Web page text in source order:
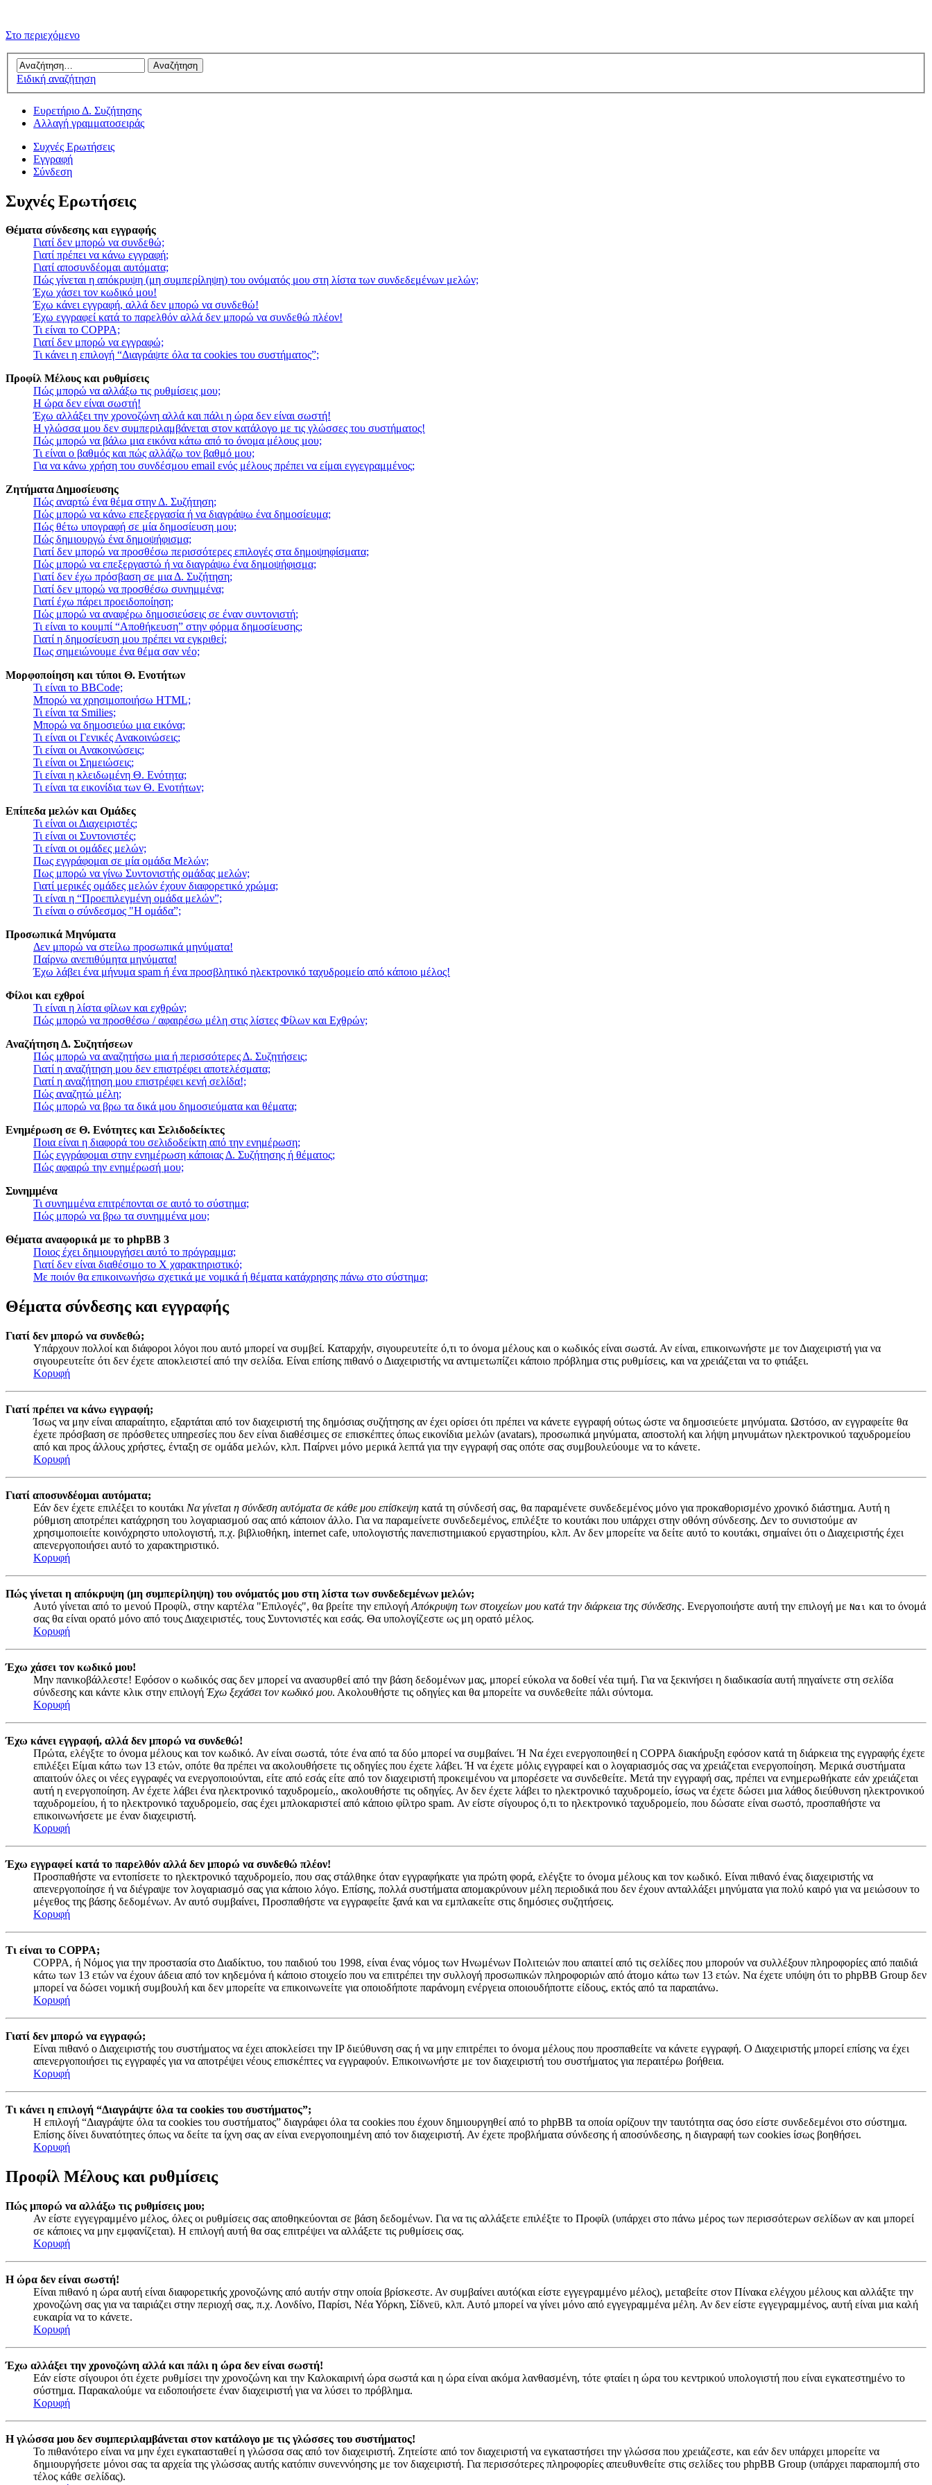
Στο περιεχόμενο
Ειδική αναζήτηση
Ευρετήριο Δ. Συζήτησης
Αλλαγή γραμματοσειράς
Συχνές Ερωτήσεις
Εγγραφή
Σύνδεση
Συχνές Ερωτήσεις
Θέματα σύνδεσης και εγγραφής
Γιατί δεν μπορώ να συνδεθώ;
Γιατί πρέπει να κάνω εγγραφή;
Γιατί αποσυνδέομαι αυτόματα;
Πώς γίνεται η απόκρυψη (μη συμπερίληψη) του ονόματός μου στη λίστα των συνδεδεμένων μελών;
Έχω χάσει τον κωδικό μου!
Έχω κάνει εγγραφή, αλλά δεν μπορώ να συνδεθώ!
Έχω εγγραφεί κατά το παρελθόν αλλά δεν μπορώ να συνδεθώ πλέον!
Τι είναι το COPPA;
Γιατί δεν μπορώ να εγγραφώ;
Τι κάνει η επιλογή “Διαγράψτε όλα τα cookies του συστήματος”;
Προφίλ Μέλους και ρυθμίσεις
Πώς μπορώ να αλλάξω τις ρυθμίσεις μου;
Η ώρα δεν είναι σωστή!
Έχω αλλάξει την χρονοζώνη αλλά και πάλι η ώρα δεν είναι σωστή!
Η γλώσσα μου δεν συμπεριλαμβάνεται στον κατάλογο με τις γλώσσες του συστήματος!
Πώς μπορώ να βάλω μια εικόνα κάτω από το όνομα μέλους μου;
Τι είναι ο βαθμός και πώς αλλάζω τον βαθμό μου;
Για να κάνω χρήση του συνδέσμου email ενός μέλους πρέπει να είμαι εγγεγραμμένος;
Ζητήματα Δημοσίευσης
Πώς αναρτώ ένα θέμα στην Δ. Συζήτηση;
Πώς μπορώ να κάνω επεξεργασία ή να διαγράψω ένα δημοσίευμα;
Πώς θέτω υπογραφή σε μία δημοσίευση μου;
Πώς δημιουργώ ένα δημοψήφισμα;
Γιατί δεν μπορώ να προσθέσω περισσότερες επιλογές στα δημοψηφίσματα;
Πώς μπορώ να επεξεργαστώ ή να διαγράψω ένα δημοψήφισμα;
Γιατί δεν έχω πρόσβαση σε μια Δ. Συζήτηση;
Γιατί δεν μπορώ να προσθέσω συνημμένα;
Γιατί έχω πάρει προειδοποίηση;
Πώς μπορώ να αναφέρω δημοσιεύσεις σε έναν συντονιστή;
Τι είναι το κουμπί “Αποθήκευση” στην φόρμα δημοσίευσης;
Γιατί η δημοσίευση μου πρέπει να εγκριθεί;
Πως σημειώνουμε ένα θέμα σαν νέο;
Μορφοποίηση και τύποι Θ. Ενοτήτων
Τι είναι το BBCode;
Μπορώ να χρησιμοποιήσω HTML;
Τι είναι τα Smilies;
Μπορώ να δημοσιεύω μια εικόνα;
Τι είναι οι Γενικές Ανακοινώσεις;
Τι είναι οι Ανακοινώσεις;
Τι είναι οι Σημειώσεις;
Τι είναι η κλειδωμένη Θ. Ενότητα;
Τι είναι τα εικονίδια των Θ. Ενοτήτων;
Επίπεδα μελών και Ομάδες
Τι είναι οι Διαχειριστές;
Τι είναι οι Συντονιστές;
Τι είναι οι ομάδες μελών;
Πως εγγράφομαι σε μία ομάδα Μελών;
Πως μπορώ να γίνω Συντονιστής ομάδας μελών;
Γιατί μερικές ομάδες μελών έχουν διαφορετικό χρώμα;
Τι είναι η “Προεπιλεγμένη ομάδα μελών”;
Τι είναι ο σύνδεσμος "Η ομάδα”;
Προσωπικά Μηνύματα
Δεν μπορώ να στείλω προσωπικά μηνύματα!
Παίρνω ανεπιθύμητα μηνύματα!
Έχω λάβει ένα μήνυμα spam ή ένα προσβλητικό ηλεκτρονικό ταχυδρομείο από κάποιο μέλος!
Φίλοι και εχθροί
Τι είναι η λίστα φίλων και εχθρών;
Πώς μπορώ να προσθέσω / αφαιρέσω μέλη στις λίστες Φίλων και Εχθρών;
Αναζήτηση Δ. Συζητήσεων
Πώς μπορώ να αναζητήσω μια ή περισσότερες Δ. Συζητήσεις;
Γιατί η αναζήτηση μου δεν επιστρέφει αποτελέσματα;
Γιατί η αναζήτηση μου επιστρέφει κενή σελίδα!;
Πώς αναζητώ μέλη;
Πώς μπορώ να βρω τα δικά μου δημοσιεύματα και θέματα;
Ενημέρωση σε Θ. Ενότητες και Σελιδοδείκτες
Ποια είναι η διαφορά του σελιδοδείκτη από την ενημέρωση;
Πώς εγγράφομαι στην ενημέρωση κάποιας Δ. Συζήτησης ή θέματος;
Πώς αφαιρώ την ενημέρωσή μου;
Συνημμένα
Τι συνημμένα επιτρέπονται σε αυτό το σύστημα;
Πώς μπορώ να βρω τα συνημμένα μου;
Θέματα αναφορικά με το phpBB 3
Ποιος έχει δημιουργήσει αυτό το πρόγραμμα;
Γιατί δεν είναι διαθέσιμο το Χ χαρακτηριστικό;
Με ποιόν θα επικοινωνήσω σχετικά με νομικά ή θέματα κατάχρησης πάνω στο σύστημα;
Θέματα σύνδεσης και εγγραφής
Γιατί δεν μπορώ να συνδεθώ;
Υπάρχουν πολλοί και διάφοροι λόγοι που αυτό μπορεί να συμβεί. Καταρχήν, σιγουρευτείτε ό,τι το όνομα μέλους και ο κωδικός είναι σωστά. Αν είναι, επικοινωνήστε με τον Διαχειριστή για να
σιγουρευτείτε ότι δεν έχετε αποκλειστεί από την σελίδα. Είναι επίσης πιθανό ο Διαχειριστής να αντιμετωπίζει κάποιο πρόβλημα στις ρυθμίσεις, και να χρειάζεται να το φτιάξει.
Κορυφή
Γιατί πρέπει να κάνω εγγραφή;
Ίσως να μην είναι απαραίτητο, εξαρτάται από τον διαχειριστή της δημόσιας συζήτησης αν έχει ορίσει ότι πρέπει να κάνετε εγγραφή ούτως ώστε να δημοσιεύετε μηνύματα. Ωστόσο, αν εγγραφείτε θα
έχετε πρόσβαση σε πρόσθετες υπηρεσίες που δεν είναι διαθέσιμες σε επισκέπτες όπως εικονίδια μελών (avatars), προσωπικά μηνύματα, αποστολή και λήψη μηνυμάτων ηλεκτρονικού ταχυδρομείου
από και προς άλλους χρήστες, ένταξη σε ομάδα μελών, κλπ. Παίρνει μόνο μερικά λεπτά για την εγγραφή σας οπότε σας συμβουλεύουμε να το κάνετε.
Κορυφή
Γιατί αποσυνδέομαι αυτόματα;
Εάν δεν έχετε επιλέξει το κουτάκι Να γίνεται η σύνδεση αυτόματα σε κάθε μου επίσκεψη κατά τη σύνδεσή σας, θα παραμένετε συνδεδεμένος μόνο για προκαθορισμένο χρονικό διάστημα. Αυτή η
ρύθμιση αποτρέπει κατάχρηση του λογαριασμού σας από κάποιον άλλο. Για να παραμείνετε συνδεδεμένος, επιλέξτε το κουτάκι που υπάρχει στην οθόνη σύνδεσης. Δεν το συνιστούμε αν
χρησιμοποιείτε κοινόχρηστο υπολογιστή, π.χ. βιβλιοθήκη, internet cafe, υπολογιστής πανεπιστημιακού εργαστηρίου, κλπ. Αν δεν μπορείτε να δείτε αυτό το κουτάκι, σημαίνει ότι ο Διαχειριστής έχει
απενεργοποιήσει αυτό το χαρακτηριστικό.
Κορυφή
Πώς γίνεται η απόκρυψη (μη συμπερίληψη) του ονόματός μου στη λίστα των συνδεδεμένων μελών;
Αυτό γίνεται από το μενού Προφίλ, στην καρτέλα "Επιλογές", θα βρείτε την επιλογή Απόκρυψη των στοιχείων μου κατά την διάρκεια της σύνδεσης. Ενεργοποιήστε αυτή την επιλογή με Ναι και το όνομά
σας θα είναι ορατό μόνο από τους Διαχειριστές, τους Συντονιστές και εσάς. Θα υπολογίζεστε ως μη ορατό μέλος.
Κορυφή
Έχω χάσει τον κωδικό μου!
Μην πανικοβάλλεστε! Εφόσον ο κωδικός σας δεν μπορεί να ανασυρθεί από την βάση δεδομένων μας, μπορεί εύκολα να δοθεί νέα τιμή. Για να ξεκινήσει η διαδικασία αυτή πηγαίνετε στη σελίδα
σύνδεσης και κάντε κλικ στην επιλογή Έχω ξεχάσει τον κωδικό μου. Ακολουθήστε τις οδηγίες και θα μπορείτε να συνδεθείτε πάλι σύντομα.
Κορυφή
Έχω κάνει εγγραφή, αλλά δεν μπορώ να συνδεθώ!
Πρώτα, ελέγξτε το όνομα μέλους και τον κωδικό. Αν είναι σωστά, τότε ένα από τα δύο μπορεί να συμβαίνει. Ή Να έχει ενεργοποιηθεί η COPPA διακήρυξη εφόσον κατά τη διάρκεια της εγγραφής έχετε
επιλέξει Είμαι κάτω των 13 ετών, οπότε θα πρέπει να ακολουθήσετε τις οδηγίες που έχετε λάβει. Ή να έχετε μόλις εγγραφεί και ο λογαριασμός σας να χρειάζεται ενεργοποίηση. Μερικά συστήματα
απαιτούν όλες οι νέες εγγραφές να ενεργοποιούνται, είτε από εσάς είτε από τον διαχειριστή προκειμένου να μπορέσετε να συνδεθείτε. Μετά την εγγραφή σας, πρέπει να ενημερωθήκατε εάν χρειάζεται
αυτή η ενεργοποίηση. Αν έχετε λάβει ένα ηλεκτρονικό ταχυδρομείο,, ακολουθήστε τις οδηγίες. Αν δεν έχετε λάβει το ηλεκτρονικό ταχυδρομείο, ίσως να έχετε δώσει μια λάθος διεύθυνση ηλεκτρονικού
ταχυδρομείου, ή το ηλεκτρονικό ταχυδρομείο, σας έχει μπλοκαριστεί από κάποιο φίλτρο spam. Αν είστε σίγουρος ό,τι το ηλεκτρονικό ταχυδρομείο, που δώσατε είναι σωστό, προσπαθήστε να
επικοινωνήσετε με έναν διαχειριστή.
Κορυφή
Έχω εγγραφεί κατά το παρελθόν αλλά δεν μπορώ να συνδεθώ πλέον!
Προσπαθήστε να εντοπίσετε το ηλεκτρονικό ταχυδρομείο, που σας στάλθηκε όταν εγγραφήκατε για πρώτη φορά, ελέγξτε το όνομα μέλους και τον κωδικό. Είναι πιθανό ένας διαχειριστής να
απενεργοποίησε ή να διέγραψε τον λογαριασμό σας για κάποιο λόγο. Επίσης, πολλά συστήματα απομακρύνουν μέλη περιοδικά που δεν έχουν ανταλλάξει μηνύματα για πολύ καιρό για να μειώσουν το
μέγεθος της βάσης δεδομένων. Αν αυτό συμβαίνει, Προσπαθήστε να εγγραφείτε ξανά και να εμπλακείτε στις δημόσιες συζητήσεις.
Κορυφή
Τι είναι το COPPA;
COPPA, ή Νόμος για την προστασία στο Διαδίκτυο, του παιδιού του 1998, είναι ένας νόμος των Ηνωμένων Πολιτειών που απαιτεί από τις σελίδες που μπορούν να συλλέξουν πληροφορίες από παιδιά
κάτω των 13 ετών να έχουν άδεια από τον κηδεμόνα ή κάποιο στοιχείο που να επιτρέπει την συλλογή προσωπικών πληροφοριών από άτομο κάτω των 13 ετών. Να έχετε υπόψη ότι το phpBB Group δεν
μπορεί να δώσει νομική συμβουλή και δεν μπορείτε να επικοινωνείτε για οποιοδήποτε παράνομη ενέργεια οποιουδήποττε είδους, εκτός από τα παραπάνω.
Κορυφή
Γιατί δεν μπορώ να εγγραφώ;
Είναι πιθανό ο Διαχειριστής του συστήματος να έχει αποκλείσει την IP διεύθυνση σας ή να μην επιτρέπει το όνομα μέλους που προσπαθείτε να κάνετε εγγραφή. Ο Διαχειριστής μπορεί επίσης να έχει
απενεργοποιήσει τις εγγραφές για να αποτρέψει νέους επισκέπτες να εγγραφούν. Επικοινωνήστε με τον διαχειριστή του συστήματος για περαιτέρω βοήθεια.
Κορυφή
Τι κάνει η επιλογή “Διαγράψτε όλα τα cookies του συστήματος”;
Η επιλογή “Διαγράψτε όλα τα cookies του συστήματος” διαγράφει όλα τα cookies που έχουν δημιουργηθεί από το phpBB τα οποία ορίζουν την ταυτότητα σας όσο είστε συνδεδεμένοι στο σύστημα.
Επίσης δίνει δυνατότητες όπως να δείτε τα ίχνη σας αν είναι ενεργοποιημένη από τον διαχειριστή. Αν έχετε προβλήματα σύνδεσης ή αποσύνδεσης, η διαγραφή των cookies ίσως βοηθήσει.
Κορυφή
Προφίλ Μέλους και ρυθμίσεις
Πώς μπορώ να αλλάξω τις ρυθμίσεις μου;
Αν είστε εγγεγραμμένο μέλος, όλες οι ρυθμίσεις σας αποθηκεύονται σε βάση δεδομένων. Για να τις αλλάξετε επιλέξτε το Προφίλ (υπάρχει στο πάνω μέρος των περισσότερων σελίδων αν και μπορεί
σε κάποιες να μην εμφανίζεται). Η επιλογή αυτή θα σας επιτρέψει να αλλάξετε τις ρυθμίσεις σας.
Κορυφή
Η ώρα δεν είναι σωστή!
Είναι πιθανό η ώρα αυτή είναι διαφορετικής χρονοζώνης από αυτήν στην οποία βρίσκεστε. Αν συμβαίνει αυτό(και είστε εγγεγραμμένο μέλος), μεταβείτε στον Πίνακα ελέγχου μέλους και αλλάξτε την
χρονοζώνη σας για να ταιριάζει στην περιοχή σας, π.χ. Λονδίνο, Παρίσι, Νέα Υόρκη, Σίδνεϋ, κλπ. Αυτό μπορεί να γίνει μόνο από εγγεγραμμένα μέλη. Αν δεν είστε εγγεγραμμένος, αυτή είναι μια καλή
ευκαιρία να το κάνετε.
Κορυφή
Έχω αλλάξει την χρονοζώνη αλλά και πάλι η ώρα δεν είναι σωστή!
Εάν είστε σίγουροι ότι έχετε ρυθμίσει την χρονοζώνη και την Καλοκαιρινή ώρα σωστά και η ώρα είναι ακόμα λανθασμένη, τότε φταίει η ώρα του κεντρικού υπολογιστή που είναι εγκατεστημένο το
σύστημα. Παρακαλούμε να ειδοποιήσετε έναν διαχειριστή για να λύσει το πρόβλημα.
Κορυφή
Η γλώσσα μου δεν συμπεριλαμβάνεται στον κατάλογο με τις γλώσσες του συστήματος!
Το πιθανότερο είναι να μην έχει εγκατασταθεί η γλώσσα σας από τον διαχειριστή. Ζητείστε από τον διαχειριστή να εγκαταστήσει την γλώσσα που χρειάζεστε, και εάν δεν υπάρχει μπορείτε να
δημιουργήσετε μόνοι σας τα αρχεία της γλώσσας αυτής κατόπιν συνεννόησης με τον διαχειριστή. Για περισσότερες πληροφορίες απευθυνθείτε στις σελίδες του phpBB Group (υπάρχει παραπομπή στο
τέλος κάθε σελίδας).